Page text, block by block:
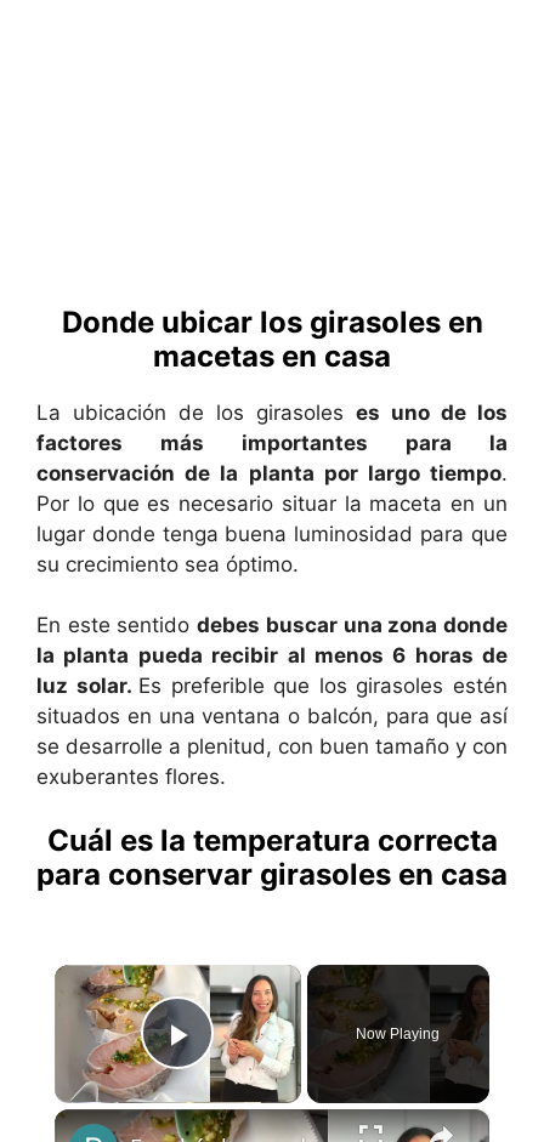
Donde ubicar los girasoles en
macetas en casa
La ubicación de los girasoles es uno de los
factores más importantes para la
conservación de la planta por largo tiempo.
Por lo que es necesario situar la maceta en un
lugar donde tenga buena luminosidad para que
su crecimiento sea óptimo.
En este sentidodebes buscar una zona donde
la planta pueda recibir al menos 6 horas de
luz solar. Es preferible que los girasoles estén
situados en una ventana o balcón, para que así
se desarrolle a plenitud, con buen tamaño y con
exuberantes flores.
Cuál es la temperatura correcta
para conservar girasoles en casa
×
Play Video
Now Playing
×